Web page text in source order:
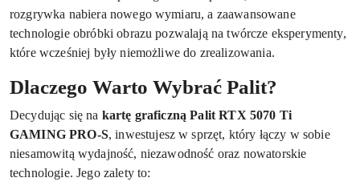
rozgrywka nabiera nowego wymiaru, a zaawansowane
technologie obróbki obrazu pozwalają na twórcze eksperymenty,
które wcześniej były niemożliwe do zrealizowania.
Dlaczego Warto Wybrać Palit?
Decydując się na kartę graficzną Palit RTX 5070 Ti
GAMING PRO-S, inwestujesz w sprzęt, który łączy w sobie
niesamowitą wydajność, niezawodność oraz nowatorskie
technologie. Jego zalety to: